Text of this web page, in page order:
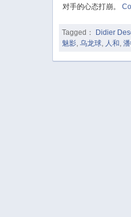
对手的心态打崩。
Tagged： Didier
魅影,乌龙球, 人和,